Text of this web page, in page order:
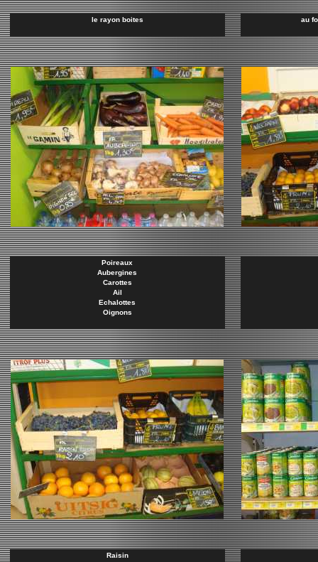
le rayon boites au
Poireaux
Aubergines
Carottes
Ail
Echalottes
Oignons
Raisin